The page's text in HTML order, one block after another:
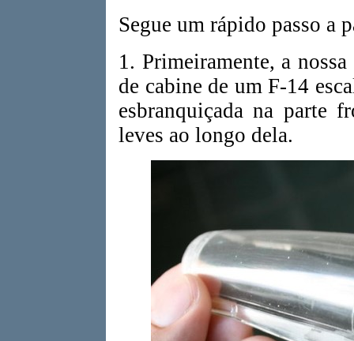
Segue um rápido passo a
1. Primeiramente, a
de cabine de um F-14
esbranquiçada na parte
leves ao longo dela.